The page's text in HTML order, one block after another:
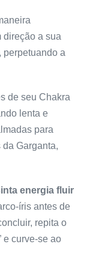
direção a sua
perpetuando a
de seu Chakra
lenta e
para
Garganta,
energia fluir
íris antes de
repita o
e curve-se ao